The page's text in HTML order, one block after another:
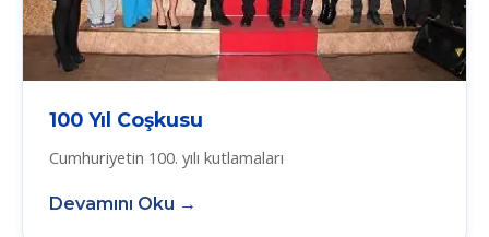
100 Yıl Coşkusu
Cumhuriyetin 100. yılı kutlamaları
Devamını Oku →